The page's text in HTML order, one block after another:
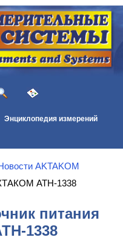
Энциклопедия измерений
AKTAKOM
АТН-1338
питания
1338